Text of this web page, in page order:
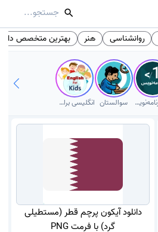
روانشناسی هنر بهترین متخصص داخلی
یک برنامه‌نویس سوالستان انگلیسی برای کودکان
دانلود آیکون پرچم قطر (مستطیلی
گرد) با فرمت PNG